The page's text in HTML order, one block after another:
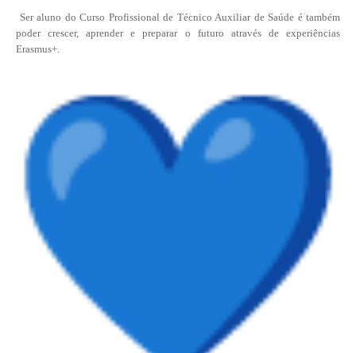
Ser aluno do Curso Profissional de Técnico Auxiliar de Saúde é também
poder crescer, aprender e preparar o futuro através de experiências
Erasmus+.